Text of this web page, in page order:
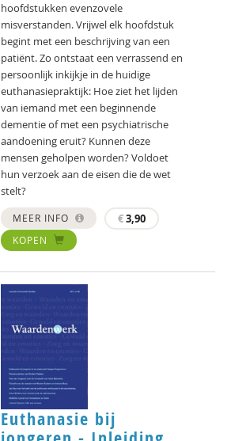
hoofdstukken evenzovele
misverstanden. Vrijwel elk hoofdstuk
begint met een beschrijving van een
patiënt. Zo ontstaat een verrassend en
persoonlijk inkijkje in de huidige
euthanasiepraktijk: Hoe ziet het lijden
van iemand met een beginnende
dementie of met een psychiatrische
aandoening eruit? Kunnen deze
mensen geholpen worden? Voldoet
hun verzoek aan de eisen die de wet
stelt?
MEER INFO €3,90
KOPEN
Euthanasie bij